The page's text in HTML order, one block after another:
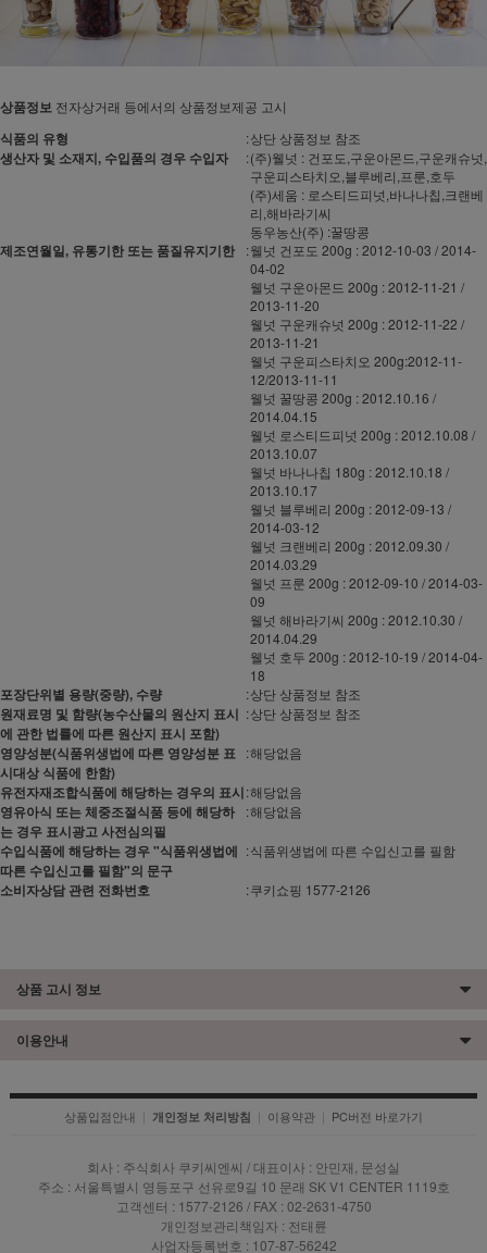
상품정보 전자상거래 등에서의 상품정보제공 고시
식품의 유형 :상단 상품정보 참조
생산자 및 소재지, 수입품의 경우 수입자 :(주)웰넛 : 건포도,구운아몬드,구운캐슈넛,
구운피스타치오,블루베리,프룬,호두
(주)세움 : 로스티드피넛,바나나칩,크랜베
리,해바라기씨
동우농산(주) :꿀땅콩
제조연월일, 유통기한 또는 품질유지기한 :웰넛 건포도 200g : 2012-10-03 / 2014-
04-02
웰넛 구운아몬드 200g : 2012-11-21 /
2013-11-20
웰넛 구운캐슈넛 200g : 2012-11-22 /
2013-11-21
웰넛 구운피스타치오 200g:2012-11-
12/2013-11-11
웰넛 꿀땅콩 200g : 2012.10.16 /
2014.04.15
웰넛 로스티드피넛 200g : 2012.10.08 /
2013.10.07
웰넛 바나나칩 180g : 2012.10.18 /
2013.10.17
웰넛 블루베리 200g : 2012-09-13 /
2014-03-12
웰넛 크랜베리 200g : 2012.09.30 /
2014.03.29
웰넛 프룬 200g : 2012-09-10 / 2014-03-
09
웰넛 해바라기씨 200g : 2012.10.30 /
2014.04.29
웰넛 호두 200g : 2012-10-19 / 2014-04-
18
포장단위별 용량(중량), 수량 :상단 상품정보 참조
원재료명 및 함량(농수산물의 원산지 표시
에 관한 법률에 따른 원산지 표시 포함)
:상단 상품정보 참조
영양성분(식품위생법에 따른 영양성분 표
시대상 식품에 한함)
:해당없음
유전자재조합식품에 해당하는 경우의 표시:해당없음
영유아식 또는 체중조절식품 등에 해당하
는 경우 표시광고 사전심의필
:해당없음
수입식품에 해당하는 경우 "식품위생법에
따른 수입신고를 필함"의 문구
:식품위생법에 따른 수입신고를 필함
소비자상담 관련 전화번호 :쿠키쇼핑 1577-2126
상품 고시 정보
이용안내
상품입점안내 | 개인정보 처리방침 | 이용약관 | PC버전 바로가기
회사 : 주식회사 쿠키씨엔씨 / 대표이사 : 안민재, 문성실
주소 : 서울특별시 영등포구 선유로9길 10 문래 SK V1 CENTER 1119호
고객센터 : 1577-2126 / FAX : 02-2631-4750
개인정보관리책임자 : 전태륜
사업자등록번호 : 107-87-56242